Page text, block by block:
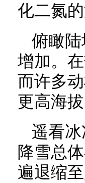
化二氮
俯瞰
增加。
而许多
更高海
遥看
降雪总
遍退缩